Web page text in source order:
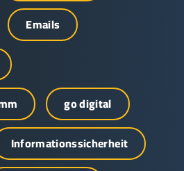
Emails
go digital
Informationssicherheit